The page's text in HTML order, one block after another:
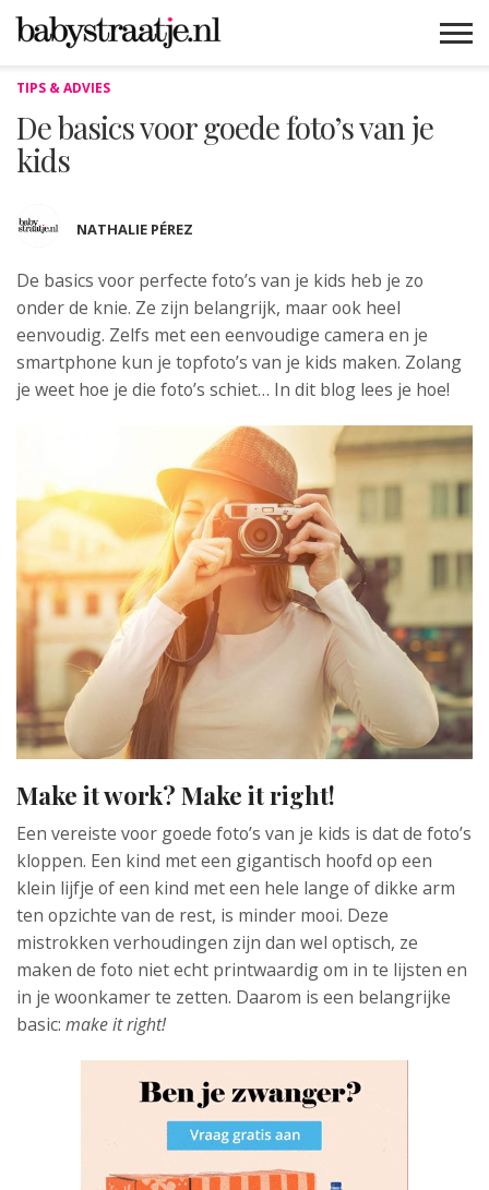
TIPS & ADVIES
De basics voor goede foto’s van je
kids
NATHALIE PÉREZ
De basics voor perfecte foto’s van je kids heb je zo
onder de knie. Ze zijn belangrijk, maar ook heel
eenvoudig. Zelfs met een eenvoudige camera en je
smartphone kun je topfoto’s van je kids maken. Zolang
je weet hoe je die foto’s schiet… In dit blog lees je hoe!
Make it work? Make it right!
Een vereiste voor goede foto’s van je kids is dat de foto’s
kloppen. Een kind met een gigantisch hoofd op een
klein lijfje of een kind met een hele lange of dikke arm
ten opzichte van de rest, is minder mooi. Deze
mistrokken verhoudingen zijn dan wel optisch, ze
maken de foto niet echt printwaardig om in te lijsten en
in je woonkamer te zetten. Daarom is een belangrijke
basic: make it right!